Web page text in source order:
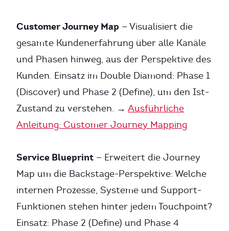
Customer Journey Map — Visualisiert die
gesamte Kundenerfahrung über alle Kanäle
und Phasen hinweg, aus der Perspektive des
Kunden. Einsatz im Double Diamond: Phase 1
(Discover) und Phase 2 (Define), um den Ist-
Zustand zu verstehen. → Ausführliche
Anleitung: Customer Journey Mapping
Service Blueprint — Erweitert die Journey
Map um die Backstage-Perspektive: Welche
internen Prozesse, Systeme und Support-
Funktionen stehen hinter jedem Touchpoint?
Einsatz: Phase 2 (Define) und Phase 4